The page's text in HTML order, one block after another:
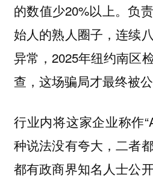
的数值少20%以上。负
始人的熟人圈子，连续
异常，2025年纽约南区
查，这场骗局才最终被公
行业内将这家企业称作
种说法没有夸大，二者
都有政商界知名人士公